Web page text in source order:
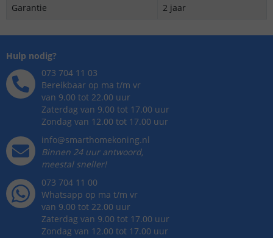
Garantie
2 jaar
Hulp nodig?
073 704 11 03
Bereikbaar op ma t/m vr
van 9.00 tot 22.00 uur
Zaterdag van 9.00 tot 17.00 uur
Zondag van 12.00 tot 17.00 uur
info@smarthomekoning.nl
Binnen 24 uur antwoord,
meestal sneller!
073 704 11 00
Whatsapp op ma t/m vr
van 9.00 tot 22.00 uur
Zaterdag van 9.00 tot 17.00 uur
Zondag van 12.00 tot 17.00 uur